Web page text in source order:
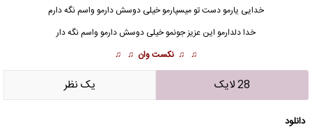
خدایی یارمو دست تو میسپارمو خیلی دوسش دارمو واسم نگه دارم
خدا دلدارمو این عزیز جونمو خیلی دوسش دارمو واسم نگه دار
♫ ♫ نکست وان ♫ ♫
28 لایک يک نظر
دانلود